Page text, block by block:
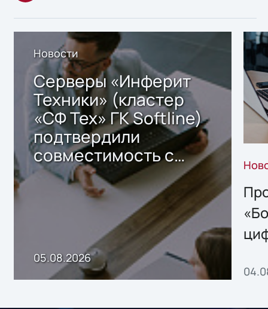
Новости
Серверы «Инферит
Техники» (кластер
«СФ Тех» ГК Softline)
подтвердили
совместимость с
решением Sharx
Storage 2.x для
хранения данных
05.08.2026